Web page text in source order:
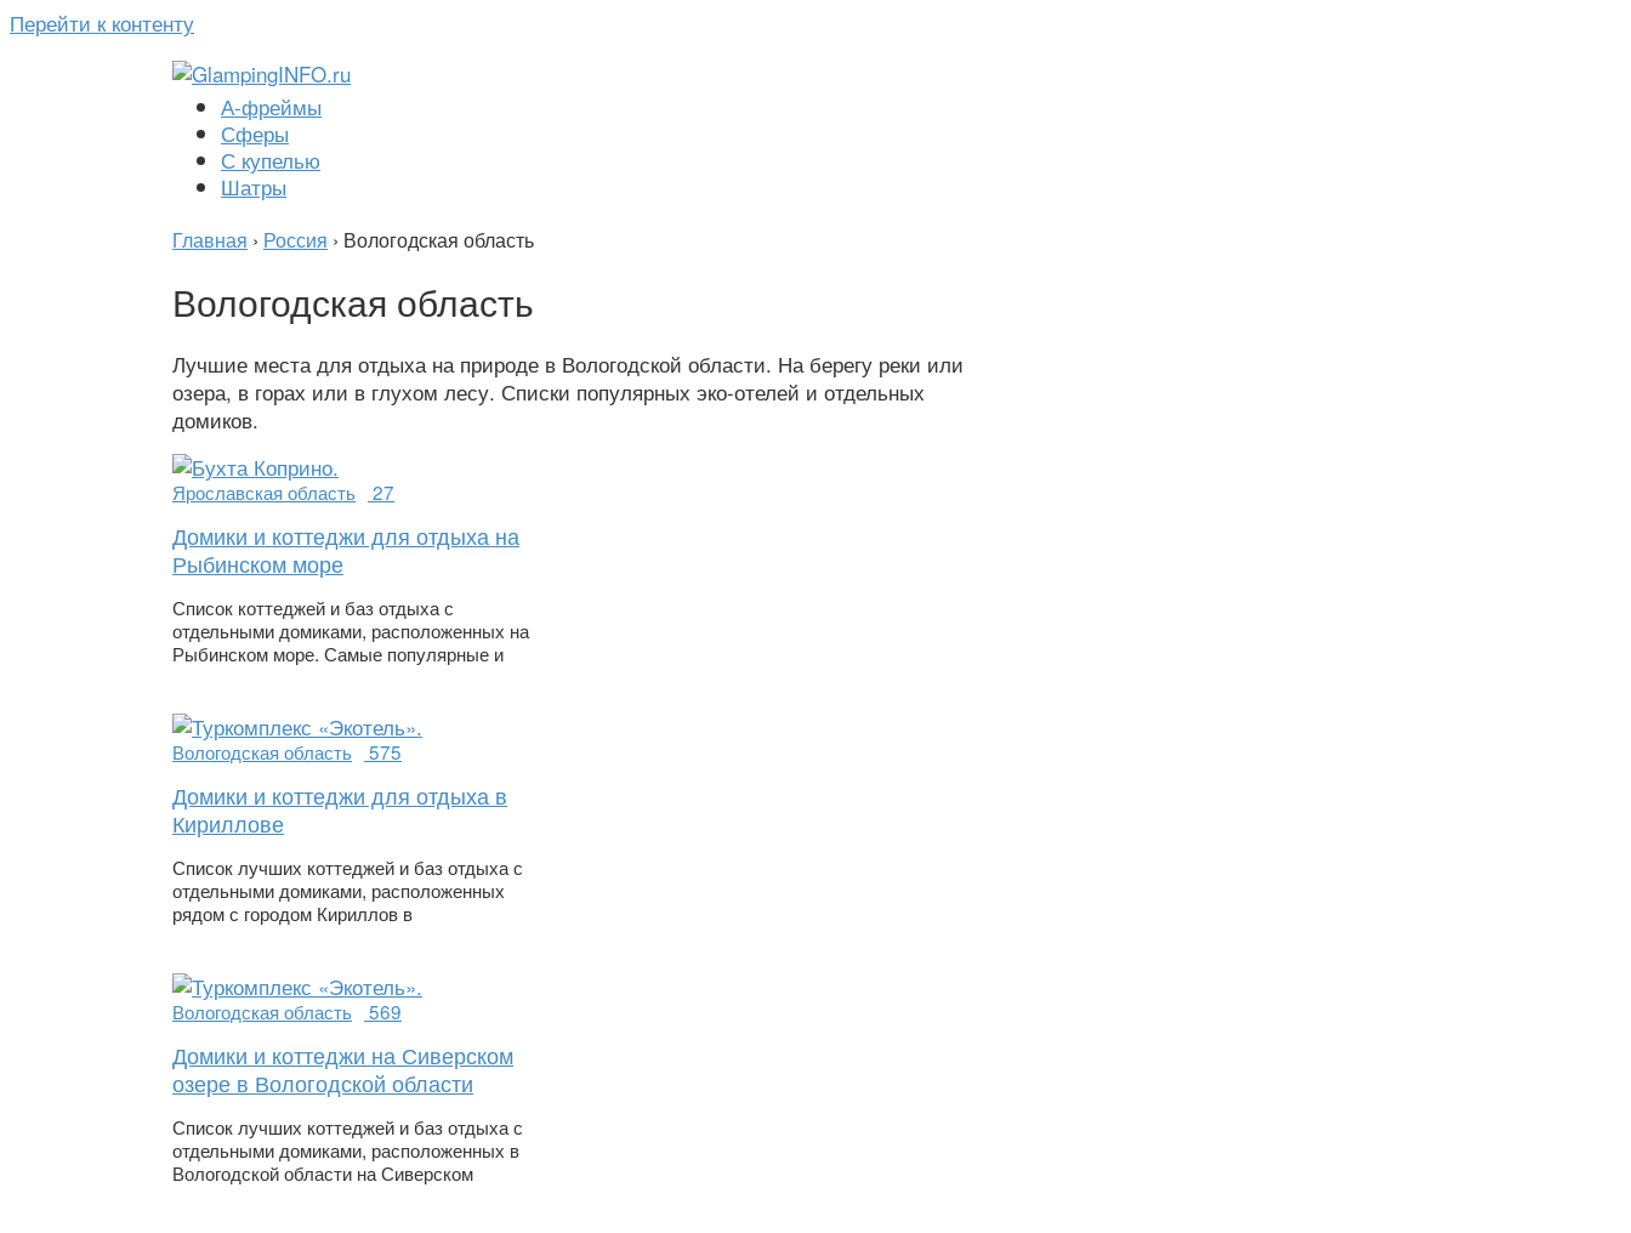
Перейти к контенту
А-фреймы
Сферы
С купелью
Шатры
Главная › Россия › Вологодская область
Вологодская область
Лучшие места для отдыха на природе в Вологодской области. На берегу реки или
озера, в горах или в глухом лесу. Списки популярных эко-отелей и отдельных
домиков.
Ярославская область 27
Домики и коттеджи для отдыха на
Рыбинском море
Список коттеджей и баз отдыха с
отдельными домиками, расположенных на
Рыбинском море. Самые популярные и
Вологодская область 575
Домики и коттеджи для отдыха в
Кириллове
Список лучших коттеджей и баз отдыха с
отдельными домиками, расположенных
рядом с городом Кириллов в
Вологодская область 569
Домики и коттеджи на Сиверском
озере в Вологодской области
Список лучших коттеджей и баз отдыха с
отдельными домиками, расположенных в
Вологодской области на Сиверском